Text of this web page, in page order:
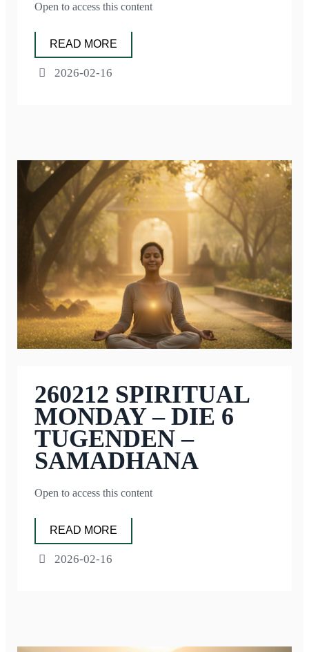
Open to access this content
READ MORE
2026-02-16
260212 SPIRITUAL
MONDAY – DIE 6
TUGENDEN –
SAMADHANA
Open to access this content
READ MORE
2026-02-16